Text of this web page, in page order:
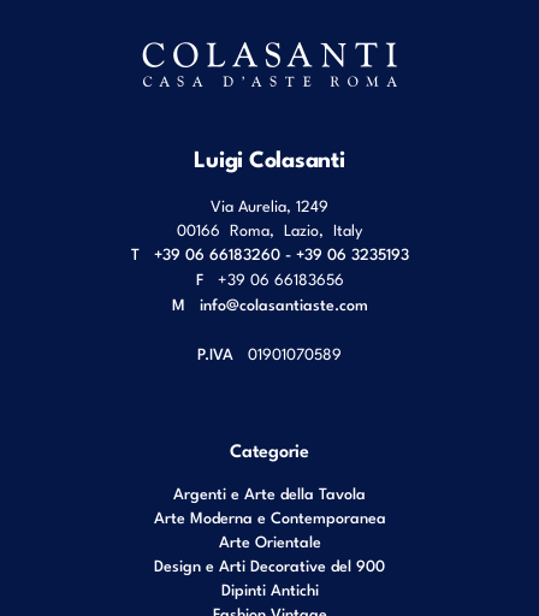
Luigi Colasanti
Via Aurelia, 1249
00166 Roma Lazio Italy
T
+39 06 66183260 - +39 06 3235193
F
+39 06 66183656
M info@colasantiaste.com
P.IVA 01901070589
Categorie
Argenti e Arte della Tavola
Arte Moderna e Contemporanea
Arte Orientale
Design e Arti Decorative del 900
Dipinti Antichi